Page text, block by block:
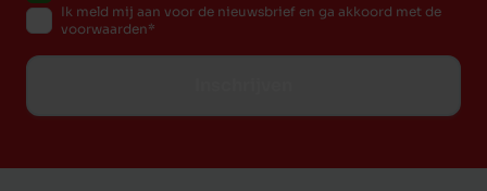
Ik meld mij aan voor de nieuwsbrief en ga akkoord met de
voorwaarden